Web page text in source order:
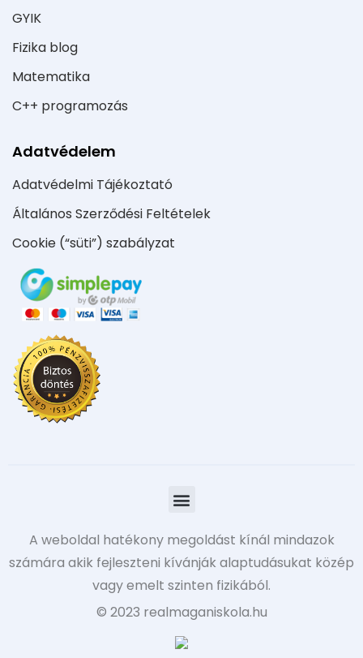
GYIK
Fizika blog
Matematika
C++ programozás
Adatvédelem
Adatvédelmi Tájékoztató
Általános Szerződési Feltételek
Cookie (“süti”) szabályzat
A weboldal hatékony megoldást kínál mindazok
számára akik fejleszteni kívánják alaptudásukat közép
vagy emelt szinten fizikából.
© 2023 realmaganiskola.hu​